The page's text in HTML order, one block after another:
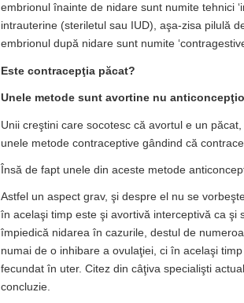
embrionul înainte de nidare sunt numite tehnici
intrauterine (steriletul sau IUD), aşa-zisa pilulă
embrionul după nidare sunt numite
Este contracepţia păcat?
Unele metode sunt avortine nu
Unii creştini care socotesc că avortul e un
unele metode contraceptive gândind că
Însă de fapt unele din aceste metode
Astfel un aspect grav, şi despre el nu se
în acelaşi timp este şi avortivă interceptivă ca
împiedică nidarea în cazurile, destul de
numai de o inhibare a ovulaţiei, ci în acelaşi
fecundat în uter. Citez din câţiva specialişti
concluzie.